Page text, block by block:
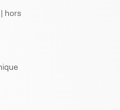
hors